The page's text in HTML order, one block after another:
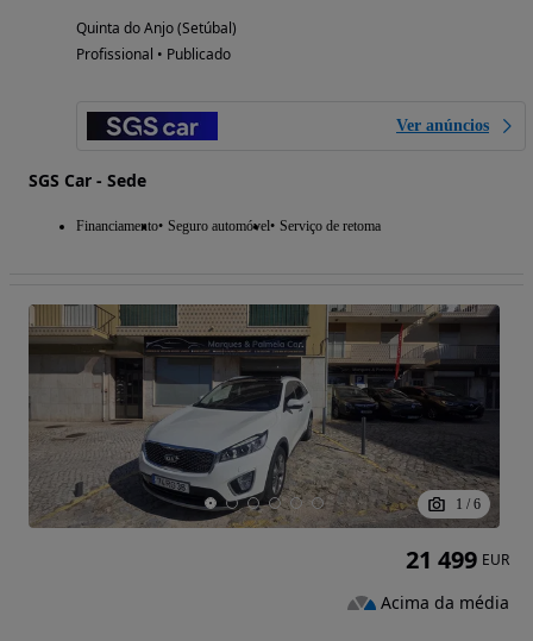
Quinta do Anjo (Setúbal)
Profissional • Publicado
Ver anúncios
SGS Car - Sede
Financiamento Seguro automóvel Serviço de retoma
1 / 6
21 499 EUR
Acima da média